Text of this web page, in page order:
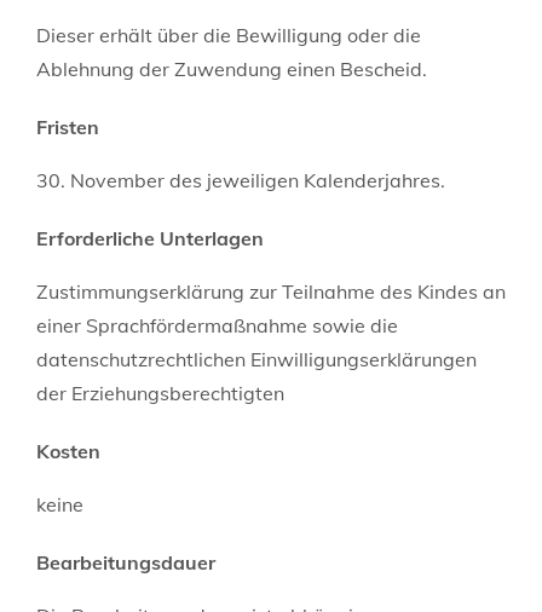
Dieser erhält über die Bewilligung oder die
Ablehnung der Zuwendung einen Bescheid.
Fristen
30. November des jeweiligen Kalenderjahres.
Erforderliche Unterlagen
Zustimmungserklärung zur Teilnahme des Kindes an
einer Sprachfördermaßnahme sowie die
datenschutzrechtlichen Einwilligungserklärungen
der Erziehungsberechtigten
Kosten
keine
Bearbeitungsdauer